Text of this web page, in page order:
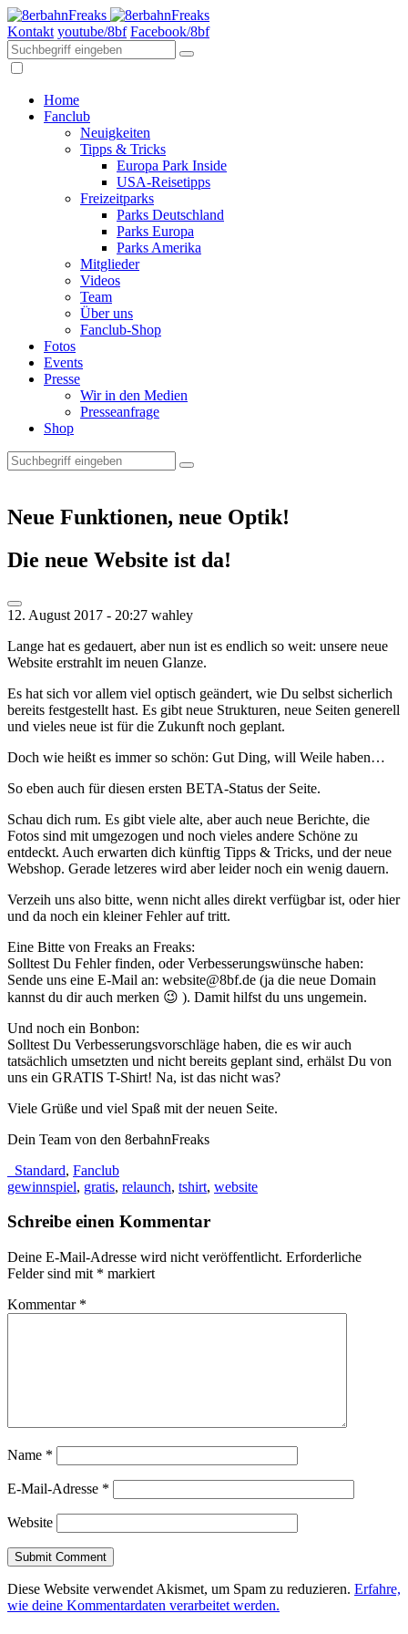
Kontakt youtube/8bf Facebook/8bf
Home
Fanclub
Neuigkeiten
Tipps & Tricks
Europa Park Inside
USA-Reisetipps
Freizeitparks
Parks Deutschland
Parks Europa
Parks Amerika
Mitglieder
Videos
Team
Über uns
Fanclub-Shop
Fotos
Events
Presse
Wir in den Medien
Presseanfrage
Shop
Neue Funktionen, neue Optik!
Die neue Website ist da!
12. August 2017 - 20:27 wahley
Lange hat es gedauert, aber nun ist es endlich so weit: unsere neue
Website erstrahlt im neuen Glanze.
Es hat sich vor allem viel optisch geändert, wie Du selbst sicherlich
bereits festgestellt hast. Es gibt neue Strukturen, neue Seiten generell
und vieles neue ist für die Zukunft noch geplant.
Doch wie heißt es immer so schön: Gut Ding, will Weile haben…
So eben auch für diesen ersten BETA-Status der Seite.
Schau dich rum. Es gibt viele alte, aber auch neue Berichte, die
Fotos sind mit umgezogen und noch vieles andere Schöne zu
entdeckt. Auch erwarten dich künftig Tipps & Tricks, und der neue
Webshop. Gerade letzeres wird aber leider noch ein wenig dauern.
Verzeih uns also bitte, wenn nicht alles direkt verfügbar ist, oder hier
und da noch ein kleiner Fehler auf tritt.
Eine Bitte von Freaks an Freaks:
Solltest Du Fehler finden, oder Verbesserungswünsche haben:
Sende uns eine E-Mail an: website@8bf.de (ja die neue Domain
kannst du dir auch merken 😉 ). Damit hilfst du uns ungemein.
Und noch ein Bonbon:
Solltest Du Verbesserungsvorschläge haben, die es wir auch
tatsächlich umsetzten und nicht bereits geplant sind, erhälst Du von
uns ein GRATIS T-Shirt! Na, ist das nicht was?
Viele Grüße und viel Spaß mit der neuen Seite.
Dein Team von den 8erbahnFreaks
_Standard, Fanclub
gewinnspiel, gratis, relaunch, tshirt, website
Schreibe einen Kommentar
Deine E-Mail-Adresse wird nicht veröffentlicht. Erforderliche
Felder sind mit * markiert
Kommentar *
Name *
E-Mail-Adresse *
Website
Diese Website verwendet Akismet, um Spam zu reduzieren. Erfahre,
wie deine Kommentardaten verarbeitet werden.